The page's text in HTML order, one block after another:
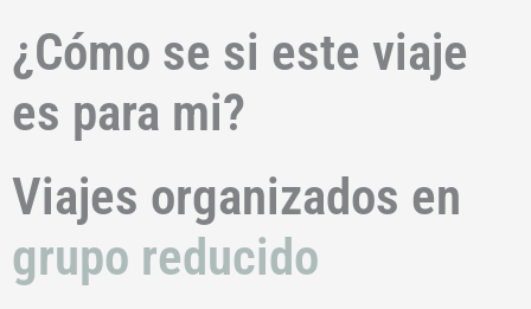
¿Cómo se si este viaje
es para mi?
Viajes organizados en
grupo reducido